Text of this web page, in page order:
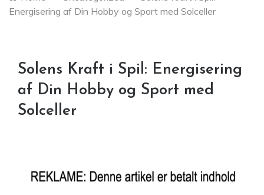
Energisering af Din Hobby og Sport med Solceller
Solens Kraft i Spil: Energisering
af Din Hobby og Sport med
Solceller